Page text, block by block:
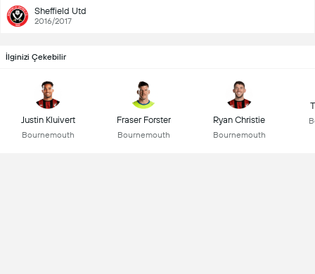
Sheffield Utd
2016/2017
İlginizi Çekebilir
Justin Kluivert
Bournemouth
Fraser Forster
Bournemouth
Ryan Christie
Bournemouth